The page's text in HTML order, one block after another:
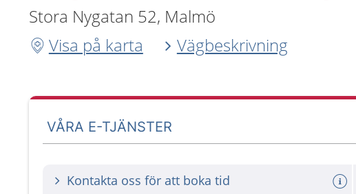
Stora Nygatan 52, Malmö
Visa på karta
Vägbeskrivning
VÅRA E-TJÄNSTER
Kontakta oss för att boka tid